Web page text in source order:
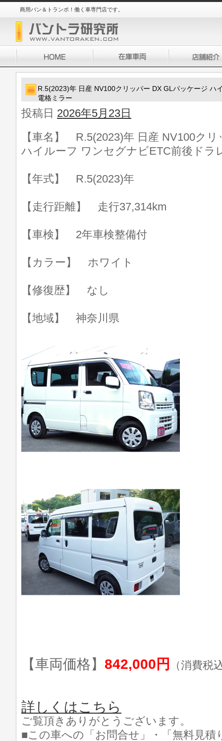
商用バン＆トランポ！働く車専門店です。
R.5(2023)年 日産 NV100クリッパー DX GLパッケージ ハ
電格ミラー
投稿日 2026年5月23日
【車名】 R.5(2023)年 日産 NV100ク
ハイルーフ ワンセグナビETC前後ドラ
【年式】 R.5(2023)年
【走行距離】 走行37,314km
【車検】 2年車検整備付
【カラー】 ホワイト
【修復歴】 なし
【地域】 神奈川県
【車両価格】 842,000円 （消費税
詳しくはこちら
ご覧頂きありがとうございます。
■この車への「お問合せ」・「無料見積